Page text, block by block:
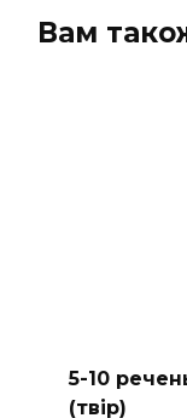
Вам
5-10
(твір)